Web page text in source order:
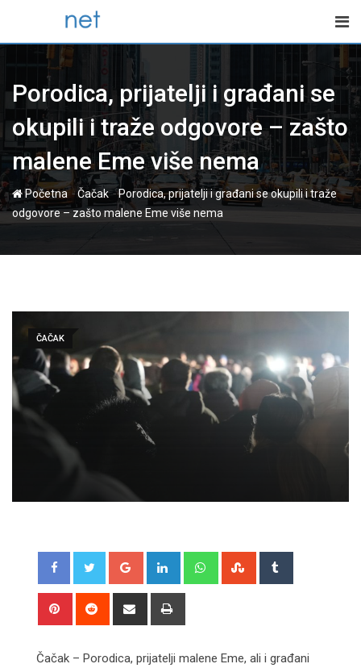
content
Porodica, prijatelji i građani se
okupili i traže odgovore – zašto
malene Eme više nema
Početna-Čačak-Porodica, prijatelji i građani se okupili i traže
odgovore – zašto malene Eme više nema
ČAČAK
Google+ LinkedIn WhatsappStumbleUpon
Pinterest Reddit
Share
Čačak – Porodica, prijatelji malene Eme, ali i građani